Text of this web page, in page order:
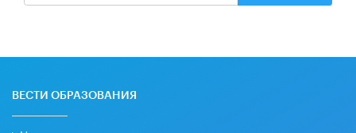
ВЕСТИ ОБРАЗОВАНИЯ